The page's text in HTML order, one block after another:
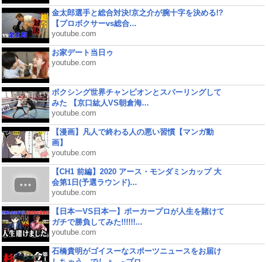
金太郎選手と総合対決!京之介が腕十字を決める!?
【プロボクサーvs総合...
youtube.com
お家デート当日ゥ
youtube.com
ボクシング世界チャンピオンとスパーリングして
みた 【京口紘人VS朝倉海...
youtube.com
【漫画】凡人で終わる人の悪い習慣【マンガ動
画】
youtube.com
【CH1 前編】2020 アース・モンダミンカップ 大
会第1日(予選ラウンド)...
youtube.com
【日本一VS日本一】ポーカープロが人生を賭けて
ガチで勝負してみた!!!!!!...
youtube.com
石橋貴明がゴイスーなスポーツニュースをお届け